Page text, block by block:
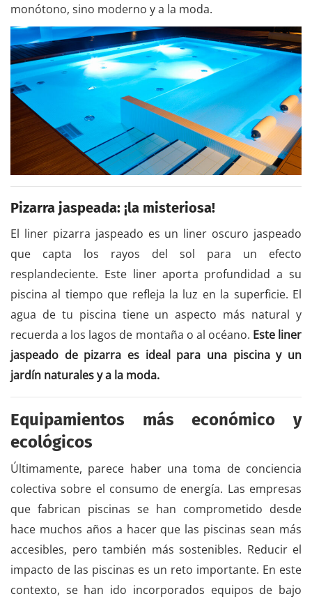
monótono, sino moderno y a la moda.
Pizarra jaspeada: ¡la misteriosa!
El liner pizarra jaspeado es un liner oscuro jaspeado
que capta los rayos del sol para un efecto
resplandeciente. Este liner aporta profundidad a su
piscina al tiempo que refleja la luz en la superficie. El
agua de tu piscina tiene un aspecto más natural y
recuerda a los lagos de montaña o al océano. Este liner
jaspeado de pizarra es ideal para una piscina y un
jardín naturales y a la moda.
Equipamientos más económico y
ecológicos
Últimamente, parece haber una toma de conciencia
colectiva sobre el consumo de energía. Las empresas
que fabrican piscinas se han comprometido desde
hace muchos años a hacer que las piscinas sean más
accesibles, pero también más sostenibles. Reducir el
impacto de las piscinas es un reto importante. En este
contexto, se han ido incorporados equipos de bajo